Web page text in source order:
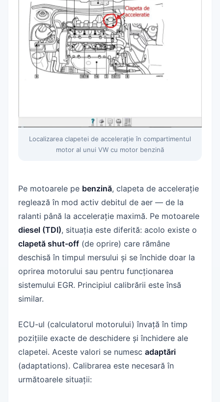
Localizarea clapetei de accelerație în compartimentul
motor al unui VW cu motor benzină
Pe motoarele pe benzină, clapeta de accelerație
reglează în mod activ debitul de aer — de la
ralanti până la accelerație maximă. Pe motoarele
diesel (TDI), situația este diferită: acolo existe o
clapetă shut-off (de oprire) care rămâne
deschisă în timpul mersului și se închide doar la
oprirea motorului sau pentru funcționarea
sistemului EGR. Principiul calibrării este însă
similar.
ECU-ul (calculatorul motorului) învață în timp
pozițiile exacte de deschidere și închidere ale
clapetei. Aceste valori se numesc adaptări
(adaptations). Calibrarea este necesară în
următoarele situații: